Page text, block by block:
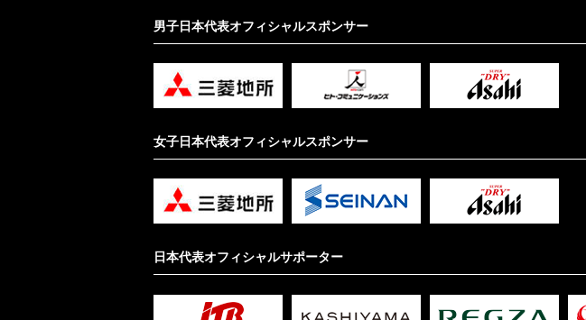
男子日本代表オフィシャルスポンサー
女子日本代表オフィシャルスポンサー
日本代表オフィシャルサポーター